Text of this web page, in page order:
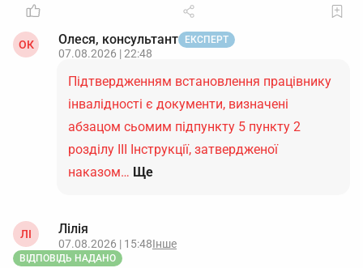
ОК Олеся, консультант ЕКСПЕРТ
07.08.2026 | 22:48
Підтвердженням встановлення працівнику
інвалідності є документи, визначені
абзацом сьомим підпункту 5 пункту 2
розділу ІІІ Інструкції, затвердженої
наказом… Ще
ЛІ Лілія
07.08.2026 | 15:48Інше
ВІДПОВІДЬ НАДАНО